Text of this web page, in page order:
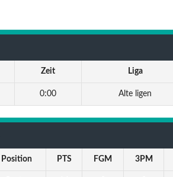
Zeit Liga
0:00 Alte ligen
Position PTS FGM 3PM